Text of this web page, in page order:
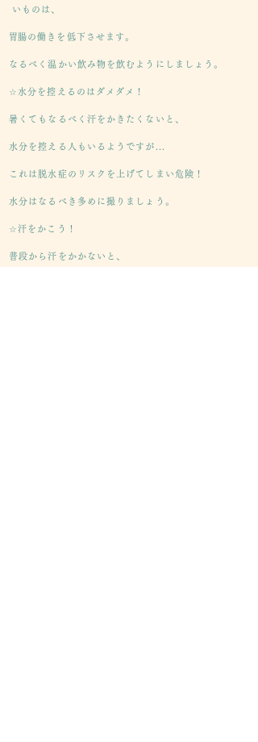
いものは、
​胃腸の働きを低下させます。
なるべく温かい飲み物を飲むようにしましょう。
☆水分を控えるのはダメダメ！
暑くてもなるべく汗をかきたくないと、
水分を控える人もいるようですが...
これは脱水症のリスクを上げてしまい危険！
水分はなるべき多めに撮りましょう。
☆汗をかこう！
普段から汗をかかないと、